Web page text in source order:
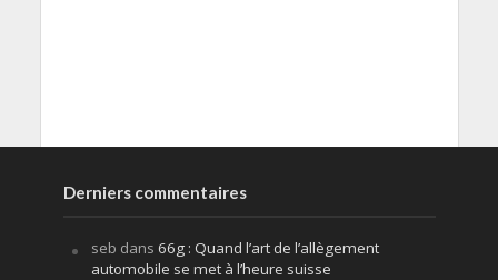
Derniers commentaires
seb dans 66g : Quand l’art de l’allègement
automobile se met à l’heure suisse